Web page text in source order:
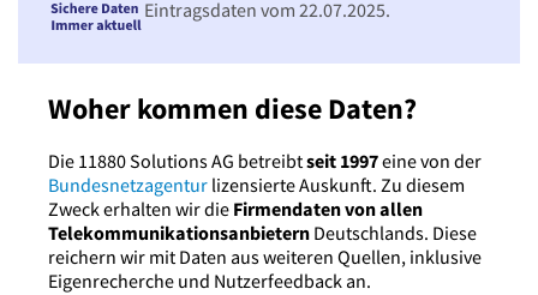
Woher kommen diese Daten?
Die 11880 Solutions AG betreibtseit 1997eine von der
Bundesnetzagentur lizensierte Auskunft. Zu diesem
Zweck erhalten wir die Firmendaten von allen
Telekommunikationsanbietern Deutschlands. Diese
reichern wir mit Daten aus weiteren Quellen, inklusive
Eigenrecherche und Nutzerfeedback an.
Eintragsdaten vom 22.07.2025.